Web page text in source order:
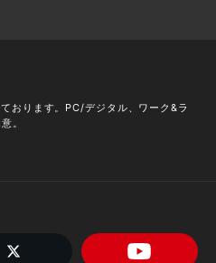
おります。PC/デジタル、ワーク&ラ
。